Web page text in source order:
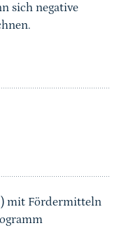
sich negative
mit Fördermitteln